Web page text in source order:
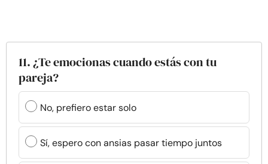
11. ¿Te emocionas cuando estás con tu
pareja?
No, prefiero estar solo
Sí, espero con ansias pasar tiempo juntos